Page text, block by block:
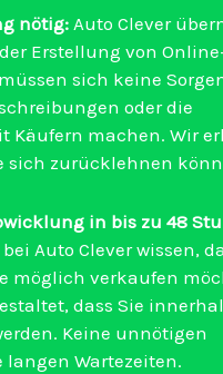
nötig: Auto Clever
Erstellung von
sich keine
oder die
Käufern machen. Wir
sich zurücklehnen
in bis zu 48
Auto Clever wissen,
möglich verkaufen
dass Sie
Keine unnötigen
langen Wartezeiten.